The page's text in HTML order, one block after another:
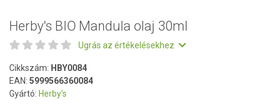
Herby's BIO Mandula olaj 30ml
Ugrás az értékelésekhez
Cikkszám: HBY0084
EAN: 5999566360084
Gyártó: Herby's